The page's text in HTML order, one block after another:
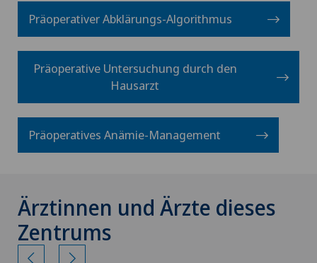
Präoperativer Abklärungs-Algorithmus
Präoperative Untersuchung durch den
Hausarzt
Präoperatives Anämie-Management
Ärztinnen und Ärzte dieses
Zentrums